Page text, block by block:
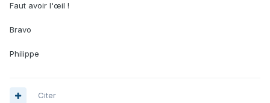
Faut avoir l'œil !
Bravo
Philippe
Citer